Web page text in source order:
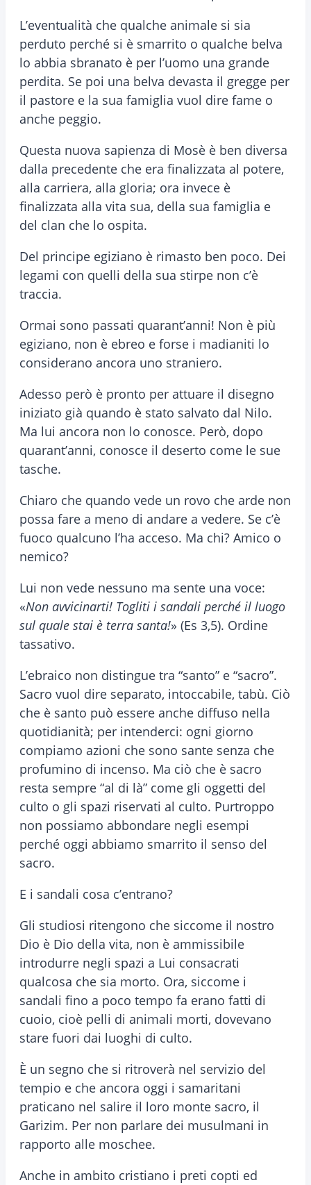
L’eventualità che qualche animale si sia
perduto perché si è smarrito o qualche belva
lo abbia sbranato è per l’uomo una grande
perdita. Se poi una belva devasta il gregge per
il pastore e la sua famiglia vuol dire fame o
anche peggio.
Questa nuova sapienza di Mosè è ben diversa
dalla precedente che era finalizzata al potere,
alla carriera, alla gloria; ora invece è
finalizzata alla vita sua, della sua famiglia e
del clan che lo ospita.
Del principe egiziano è rimasto ben poco. Dei
legami con quelli della sua stirpe non c’è
traccia.
Ormai sono passati quarant’anni! Non è più
egiziano, non è ebreo e forse i madianiti lo
considerano ancora uno straniero.
Adesso però è pronto per attuare il disegno
iniziato già quando è stato salvato dal Nilo.
Ma lui ancora non lo conosce. Però, dopo
quarant’anni, conosce il deserto come le sue
tasche.
Chiaro che quando vede un rovo che arde non
possa fare a meno di andare a vedere. Se c’è
fuoco qualcuno l’ha acceso. Ma chi? Amico o
nemico?
Lui non vede nessuno ma sente una voce:
«Non avvicinarti! Togliti i sandali perché il luogo
sul quale stai è terra santa!» (Es 3,5). Ordine
tassativo.
L’ebraico non distingue tra “santo” e “sacro”.
Sacro vuol dire separato, intoccabile, tabù. Ciò
che è santo può essere anche diffuso nella
quotidianità; per intenderci: ogni giorno
compiamo azioni che sono sante senza che
profumino di incenso. Ma ciò che è sacro
resta sempre “al di là” come gli oggetti del
culto o gli spazi riservati al culto. Purtroppo
non possiamo abbondare negli esempi
perché oggi abbiamo smarrito il senso del
sacro.
E i sandali cosa c’entrano?
Gli studiosi ritengono che siccome il nostro
Dio è Dio della vita, non è ammissibile
introdurre negli spazi a Lui consacrati
qualcosa che sia morto. Ora, siccome i
sandali fino a poco tempo fa erano fatti di
cuoio, cioè pelli di animali morti, dovevano
stare fuori dai luoghi di culto.
È un segno che si ritroverà nel servizio del
tempio e che ancora oggi i samaritani
praticano nel salire il loro monte sacro, il
Garizim. Per non parlare dei musulmani in
rapporto alle moschee.
Anche in ambito cristiano i preti copti ed